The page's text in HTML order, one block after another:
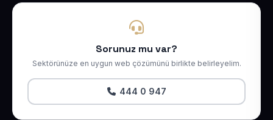
Sorunuz mu var?
Sektörünüze en uygun web çözümünü birlikte belirleyelim.
444 0 947